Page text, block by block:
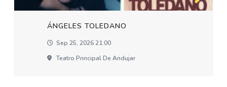
ÁNGELES TOLEDANO
Sep 25, 2026 21:00
Teatro Principal De Andujar